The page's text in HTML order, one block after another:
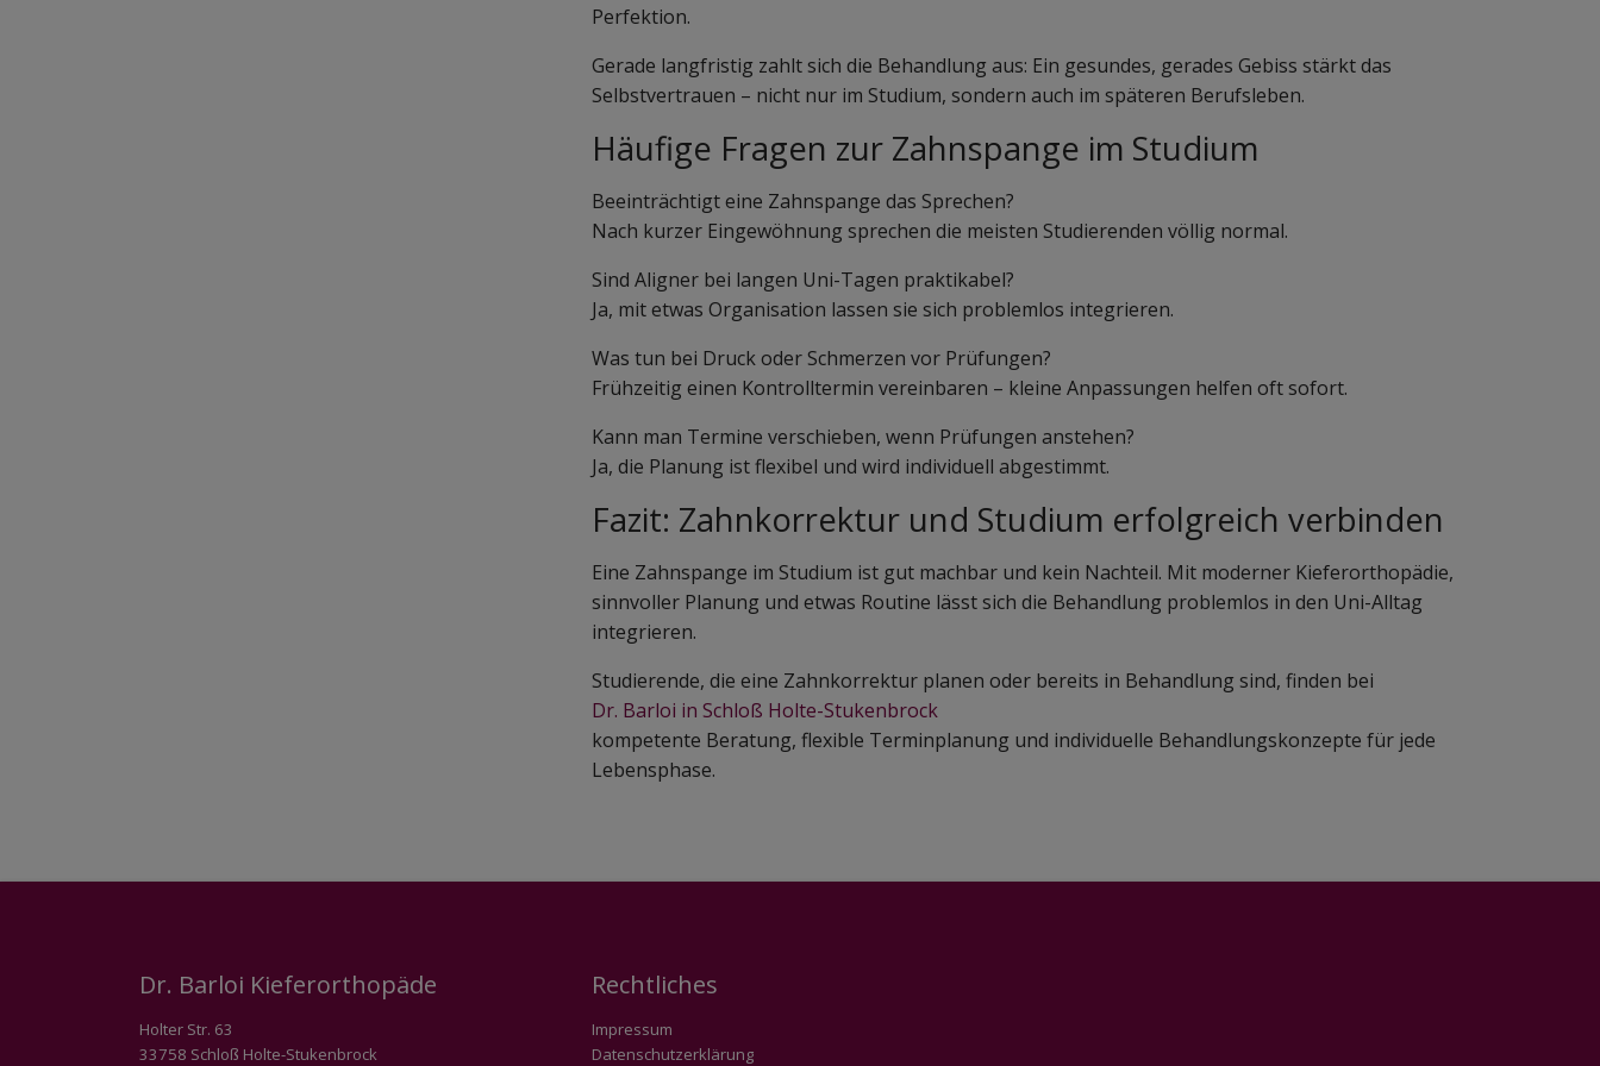
Perfektion.
Gerade langfristig zahlt sich die Behandlung aus: Ein gesundes, gerades Gebiss stärkt das
Selbstvertrauen – nicht nur im Studium, sondern auch im späteren Berufsleben.
Häufige Fragen zur Zahnspange im Studium
Beeinträchtigt eine Zahnspange das Sprechen?
Nach kurzer Eingewöhnung sprechen die meisten Studierenden völlig normal.
Sind Aligner bei langen Uni-Tagen praktikabel?
Ja, mit etwas Organisation lassen sie sich problemlos integrieren.
Was tun bei Druck oder Schmerzen vor Prüfungen?
Frühzeitig einen Kontrolltermin vereinbaren – kleine Anpassungen helfen oft sofort.
Kann man Termine verschieben, wenn Prüfungen anstehen?
Ja, die Planung ist flexibel und wird individuell abgestimmt.
Fazit: Zahnkorrektur und Studium erfolgreich verbinden
Eine Zahnspange im Studium ist gut machbar und kein Nachteil. Mit moderner Kieferorthopädie,
sinnvoller Planung und etwas Routine lässt sich die Behandlung problemlos in den Uni-Alltag
integrieren.
Studierende, die eine Zahnkorrektur planen oder bereits in Behandlung sind, finden bei
Dr. Barloi in Schloß Holte-Stukenbrock
kompetente Beratung, flexible Terminplanung und individuelle Behandlungskonzepte für jede
Lebensphase.
Dr. Barloi Kieferorthopäde
Holter Str. 63
33758 Schloß Holte-Stukenbrock
Rechtliches
Impressum
Datenschutzerklärung